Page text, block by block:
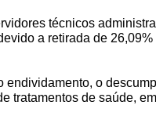
técnicos
a retirada de 26,09%
endividamento, o
tratamentos de saúde,